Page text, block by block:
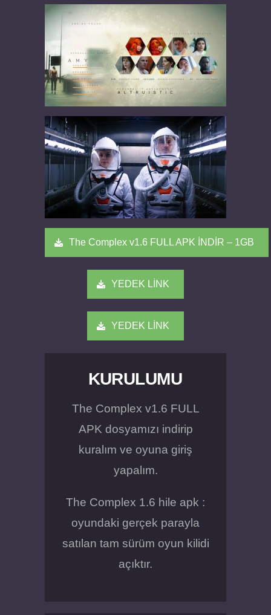
The Complex v1.6 FULL APK İNDİR – 1GB
YEDEK LİNK
YEDEK LİNK
KURULUMU
The Complex v1.6 FULL
APK dosyamızı indirip
kuralım ve oyuna giriş
yapalım.
The Complex 1.6 hile apk :
oyundaki gerçek parayla
satılan tam sürüm oyun kilidi
açıktır.